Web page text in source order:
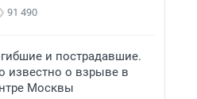
91 490
и пострадавшие.
известно о взрыве в
Москвы